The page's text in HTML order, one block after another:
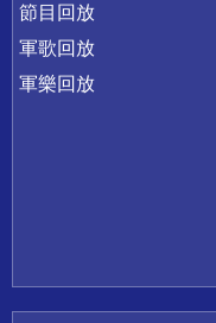
節目回放
軍歌回放
軍樂回放